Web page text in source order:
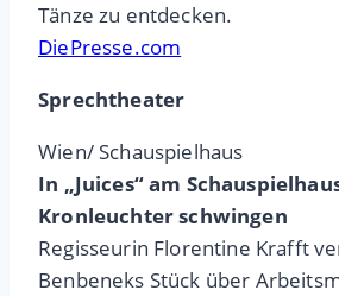
Tänze zu entdecken.
DiePresse.com
Sprechtheater
Wien/ Schauspielhaus
In „Juices“ am
Kronleuchter schwingen
Regisseurin Florentine Krafft
Benbeneks Stück über